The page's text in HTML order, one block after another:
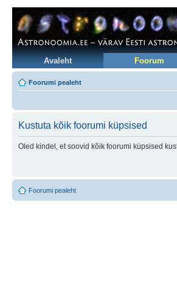
Avaleht Foorum
Foorumi pealeht
Kustuta kõik foorumi küpsised
Oled kindel, et soovid kõik foorumi küpsised
Foorumi pealeht